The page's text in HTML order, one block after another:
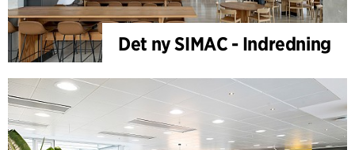
Det ny SIMAC - Indredning